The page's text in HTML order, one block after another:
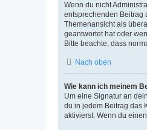
Wenn du nicht
entsprechenden Beitrag
Themenansicht als
geantwortet hat oder
Bitte beachte, dass
Nach oben
Wie kann ich meinem
Um eine Signatur an
du in jedem Beitrag das
aktivierst. Wenn du